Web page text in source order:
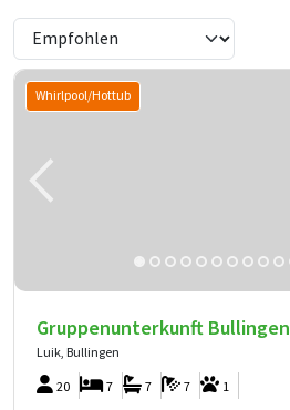
Whirlpool/Hottub
Gruppenunterkunft Bullingen
Luik, Bullingen
20 1
7
7
7